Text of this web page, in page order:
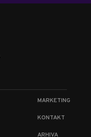
MARKETING
KONTAKT
ARHIVA